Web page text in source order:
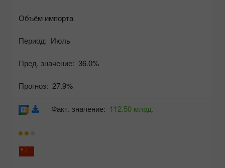
Объём импорта
Период: Июль
Пред. значение: 36.0%
Прогноз: 27.9%
Факт. значение: 112.50 млрд.